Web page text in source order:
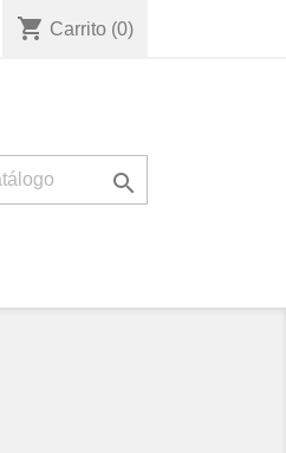
shopping_cart Carrito (0)
